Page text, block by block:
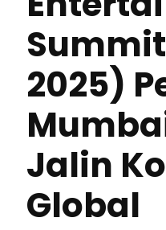
2025)
Jalin
Global